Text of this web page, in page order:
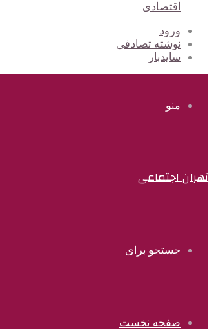
اقتصادی
ورود
نوشته تصادفی
سایدبار
منو
تهران اجتماعی
جستجو برای
صفحه نخست